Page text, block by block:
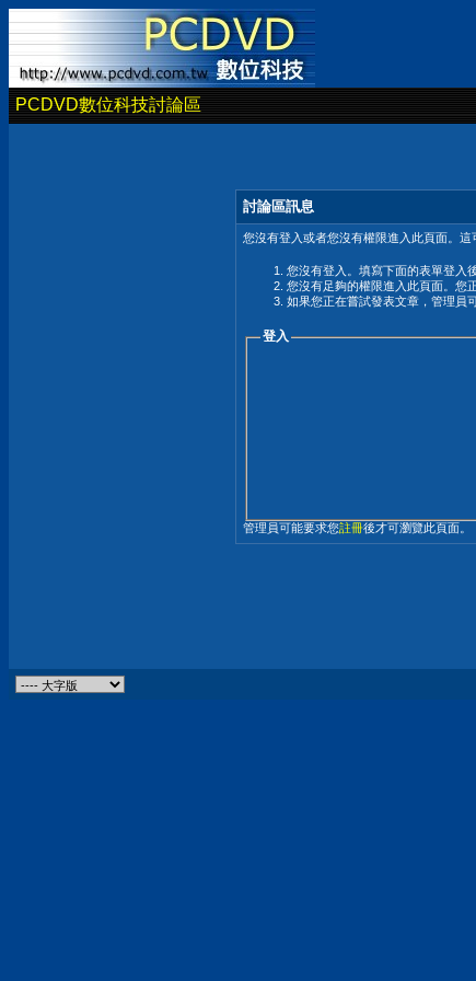
PCDVD數位科技討論區
討論區訊息
您沒有登入或者您沒有權限進入此頁面。這
您沒有登入。填寫下面的表單登入
您沒有足夠的權限進入此頁面。您
如果您正在嘗試發表文章，管理員
登入
管理員可能要求您註冊後才可瀏覽此頁面。